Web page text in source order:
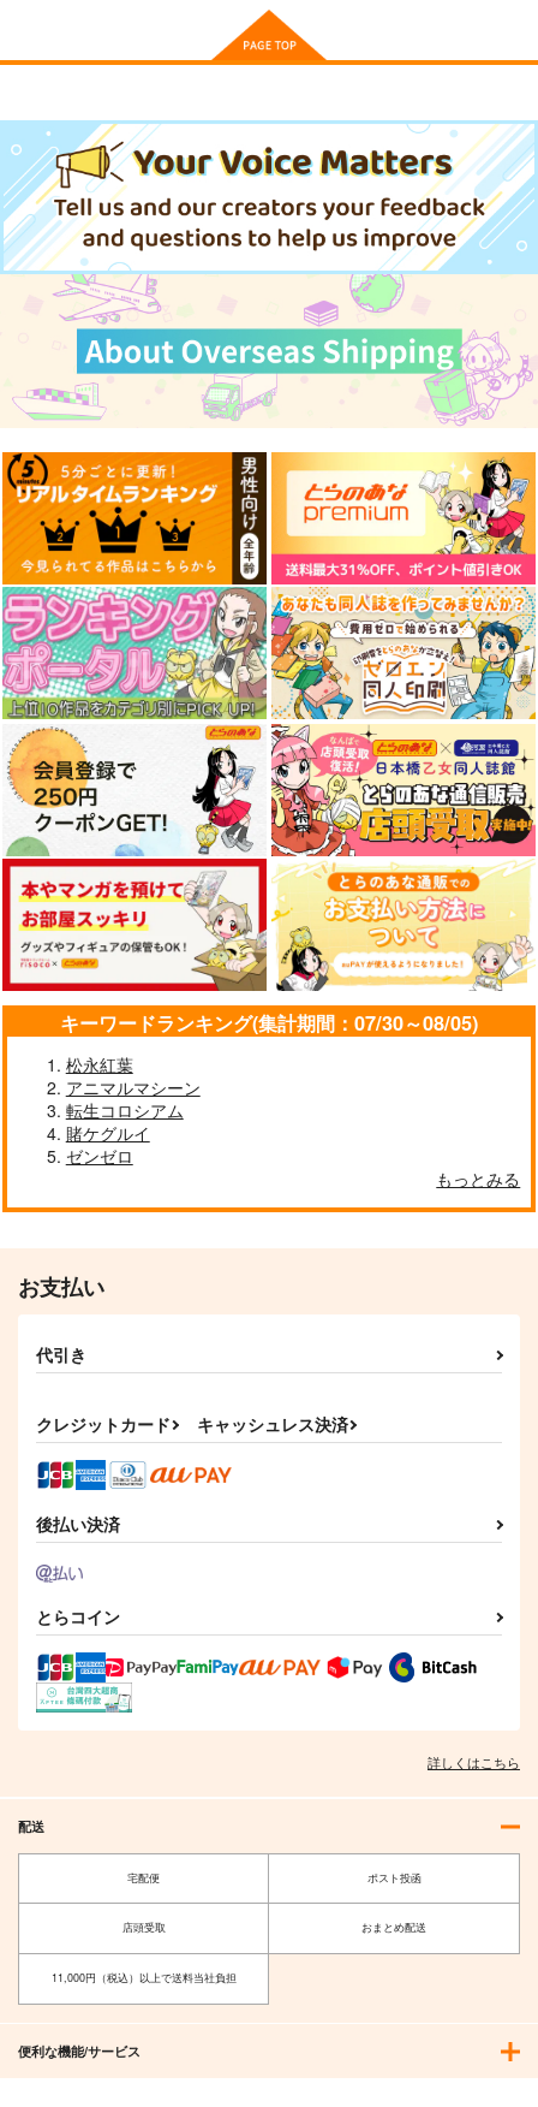
キーワードランキング(集計期間：07/30～08/05)
松永紅葉
アニマルマシーン
転生コロシアム
賭ケグルイ
ゼンゼロ
もっとみる
お支払い
代引き
クレジットカード キャッシュレス決済
後払い決済
とらコイン
詳しくはこちら
配送
宅配便 ポスト投函
店頭受取 おまとめ配送
11,000円（税込）以上で送料当社負担
便利な機能/サービス